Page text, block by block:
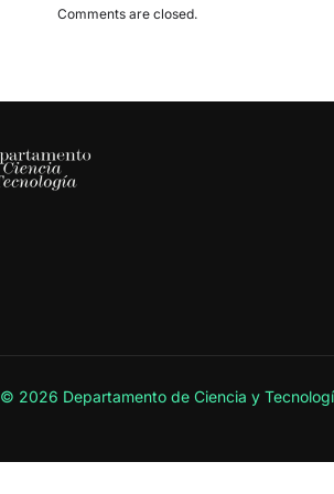
Comments are closed.
© 2026 Departamento de Ciencia y